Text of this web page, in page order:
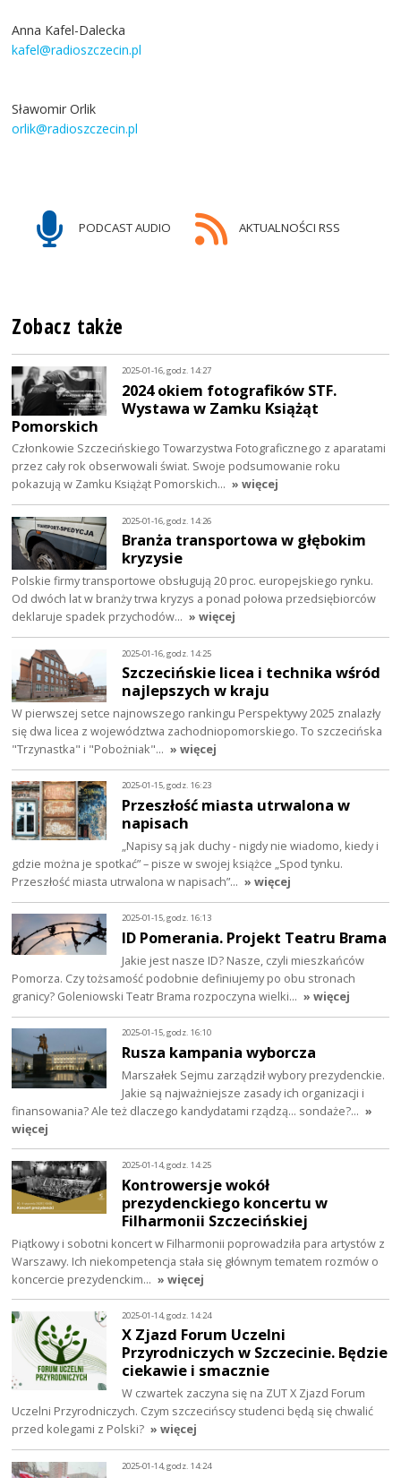
Anna Kafel-Dalecka
kafel@radioszczecin.pl
Sławomir Orlik
orlik@radioszczecin.pl
PODCAST AUDIO AKTUALNOŚCI RSS
Zobacz także
2025-01-16, godz. 14:27
2024 okiem fotografików STF.
Wystawa w Zamku Książąt
Pomorskich
Członkowie Szczecińskiego Towarzystwa Fotograficznego z aparatami
przez cały rok obserwowali świat. Swoje podsumowanie roku
pokazują w Zamku Książąt Pomorskich… » więcej
2025-01-16, godz. 14:26
Branża transportowa w głębokim
kryzysie
Polskie firmy transportowe obsługują 20 proc. europejskiego rynku.
Od dwóch lat w branży trwa kryzys a ponad połowa przedsiębiorców
deklaruje spadek przychodów… » więcej
2025-01-16, godz. 14:25
Szczecińskie licea i technika wśród
najlepszych w kraju
W pierwszej setce najnowszego rankingu Perspektywy 2025 znalazły
się dwa licea z województwa zachodniopomorskiego. To szczecińska
"Trzynastka" i "Pobożniak"… » więcej
2025-01-15, godz. 16:23
Przeszłość miasta utrwalona w
napisach
„Napisy są jak duchy - nigdy nie wiadomo, kiedy i
gdzie można je spotkać” – pisze w swojej książce „Spod tynku.
Przeszłość miasta utrwalona w napisach”… » więcej
2025-01-15, godz. 16:13
ID Pomerania. Projekt Teatru Brama
Jakie jest nasze ID? Nasze, czyli mieszkańców
Pomorza. Czy tożsamość podobnie definiujemy po obu stronach
granicy? Goleniowski Teatr Brama rozpoczyna wielki… » więcej
2025-01-15, godz. 16:10
Rusza kampania wyborcza
Marszałek Sejmu zarządził wybory prezydenckie.
Jakie są najważniejsze zasady ich organizacji i
finansowania? Ale też dlaczego kandydatami rządzą… sondaże?… »
więcej
2025-01-14, godz. 14:25
Kontrowersje wokół
prezydenckiego koncertu w
Filharmonii Szczecińskiej
Piątkowy i sobotni koncert w Filharmonii poprowadziła para artystów z
Warszawy. Ich niekompetencja stała się głównym tematem rozmów o
koncercie prezydenckim… » więcej
2025-01-14, godz. 14:24
X Zjazd Forum Uczelni
Przyrodniczych w Szczecinie. Będzie
ciekawie i smacznie
W czwartek zaczyna się na ZUT X Zjazd Forum
Uczelni Przyrodniczych. Czym szczecińscy studenci będą się chwalić
przed kolegami z Polski? » więcej
2025-01-14, godz. 14:24